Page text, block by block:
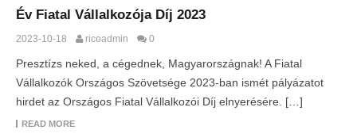
Év Fiatal Vállalkozója Díj 2023
2023-10-18 ricoadmin 0
Presztízs neked, a cégednek, Magyarországnak! A Fiatal
Vállalkozók Országos Szövetsége 2023-ban ismét pályázatot
hirdet az Országos Fiatal Vállalkozói Díj elnyerésére. […]
READ MORE